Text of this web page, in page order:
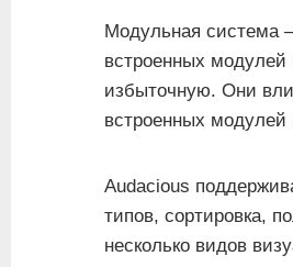
Модульная система
встроенных модулей
избыточную. Они
встроенных модулей
Audacious
типов, сортировка,
несколько видов